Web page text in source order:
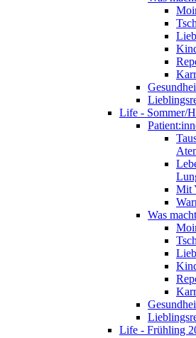
Life - Sommer/
Mit
Was
Life - Frühling